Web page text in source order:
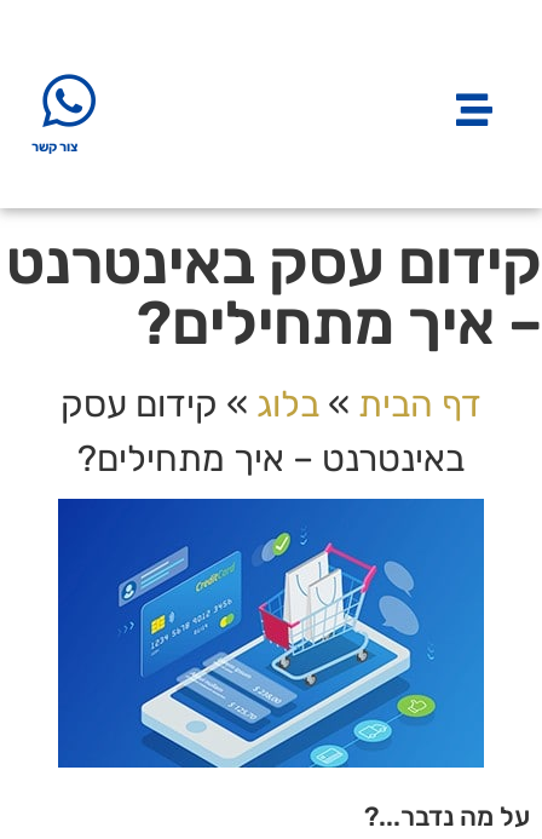
צור קשר
קידום עסק באינטרנט
– איך מתחילים?
דף הבית » בלוג » קידום עסק
באינטרנט – איך מתחילים?
על מה נדבר...?